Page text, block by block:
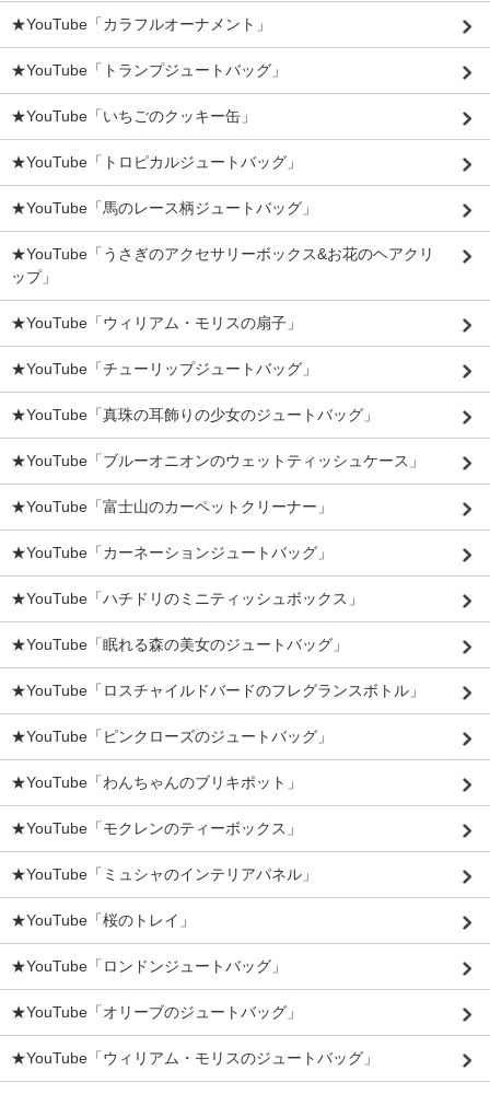
★YouTube「カラフルオーナメント」
★YouTube「トランプジュートバッグ」
★YouTube「いちごのクッキー缶」
★YouTube「トロピカルジュートバッグ」
★YouTube「馬のレース柄ジュートバッグ」
★YouTube「うさぎのアクセサリーボックス&お花のヘアクリ
ップ」
★YouTube「ウィリアム・モリスの扇子」
★YouTube「チューリップジュートバッグ」
★YouTube「真珠の耳飾りの少女のジュートバッグ」
★YouTube「ブルーオニオンのウェットティッシュケース」
★YouTube「富士山のカーペットクリーナー」
★YouTube「カーネーションジュートバッグ」
★YouTube「ハチドリのミニティッシュボックス」
★YouTube「眠れる森の美女のジュートバッグ」
★YouTube「ロスチャイルドバードのフレグランスボトル」
★YouTube「ピンクローズのジュートバッグ」
★YouTube「わんちゃんのブリキポット」
★YouTube「モクレンのティーボックス」
★YouTube「ミュシャのインテリアパネル」
★YouTube「桜のトレイ」
★YouTube「ロンドンジュートバッグ」
★YouTube「オリーブのジュートバッグ」
★YouTube「ウィリアム・モリスのジュートバッグ」